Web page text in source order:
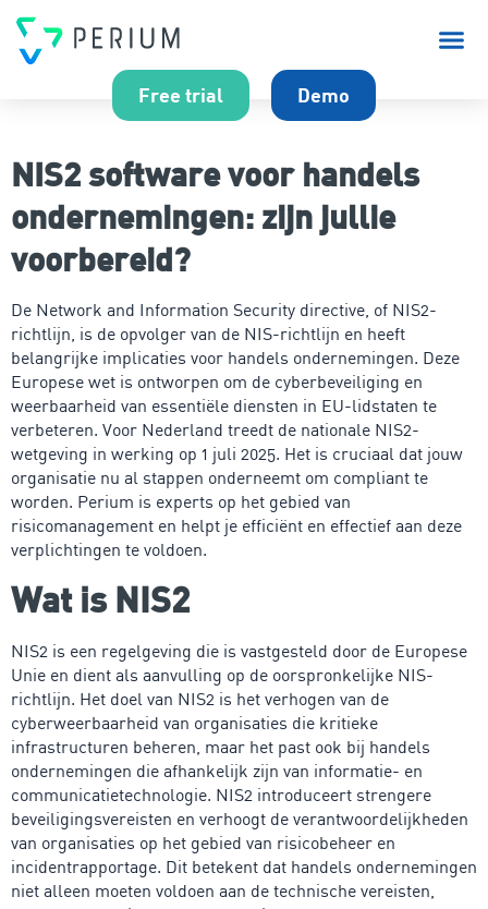
Free trial Demo
NIS2 software voor handels
ondernemingen: zijn jullie
voorbereid?
De Network and Information Security directive, of NIS2-
richtlijn, is de opvolger van de NIS-richtlijn en heeft
belangrijke implicaties voor handels ondernemingen. Deze
Europese wet is ontworpen om de cyberbeveiliging en
weerbaarheid van essentiële diensten in EU-lidstaten te
verbeteren. Voor Nederland treedt de nationale NIS2-
wetgeving in werking op 1 juli 2025. Het is cruciaal dat jouw
organisatie nu al stappen onderneemt om compliant te
worden. Perium is experts op het gebied van
risicomanagement en helpt je efficiënt en effectief aan deze
verplichtingen te voldoen.
Wat is NIS2
NIS2 is een regelgeving die is vastgesteld door de Europese
Unie en dient als aanvulling op de oorspronkelijke NIS-
richtlijn. Het doel van NIS2 is het verhogen van de
cyberweerbaarheid van organisaties die kritieke
infrastructuren beheren, maar het past ook bij handels
ondernemingen die afhankelijk zijn van informatie- en
communicatietechnologie. NIS2 introduceert strengere
beveiligingsvereisten en verhoogt de verantwoordelijkheden
van organisaties op het gebied van risicobeheer en
incidentrapportage. Dit betekent dat handels ondernemingen
niet alleen moeten voldoen aan de technische vereisten,